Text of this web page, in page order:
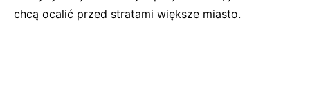
chcą ocalić przed stratami większe miasto.